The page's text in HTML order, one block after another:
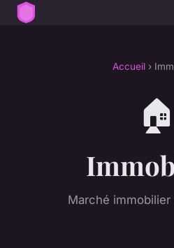
Accueil ›
🏠
Marché